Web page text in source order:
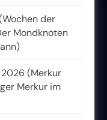
der
Mondknoten
(Merkur
Merkur im